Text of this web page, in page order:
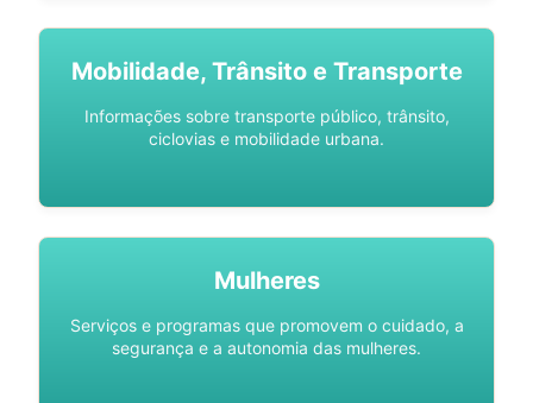
Mobilidade, Trânsito e Transporte
Informações sobre transporte público, trânsito,
ciclovias e mobilidade urbana.
Mulheres
Serviços e programas que promovem o cuidado, a
segurança e a autonomia das mulheres.